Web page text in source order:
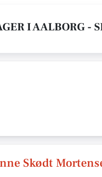
I AALBORG -
Skødt